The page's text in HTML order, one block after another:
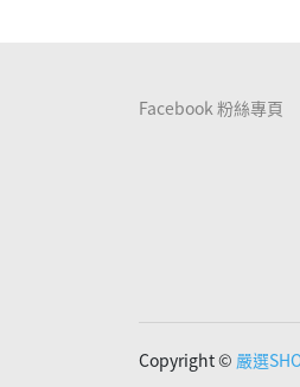
Facebook 粉絲專頁
Copyright © 嚴選